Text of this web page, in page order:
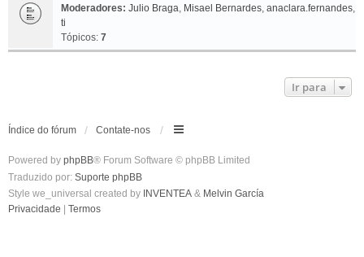
Moderadores: Julio Braga, Misael Bernardes, anaclara.fernandes,
ti
Tópicos: 7
Ir para
Índice do fórum Contate-nos
Powered by phpBB® Forum Software © phpBB Limited
Traduzido por: Suporte phpBB
Style we_universal created by INVENTEA & Melvin García
Privacidade
Termos